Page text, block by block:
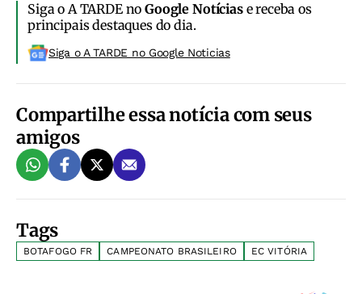
Siga o A TARDE noGoogle Notíciase receba os
principais destaques do dia.
Siga o A TARDE no Google Noticias
Compartilhe essa notícia com seus
amigos
Tags
BOTAFOGO FR CAMPEONATO BRASILEIRO EC VITÓRIA